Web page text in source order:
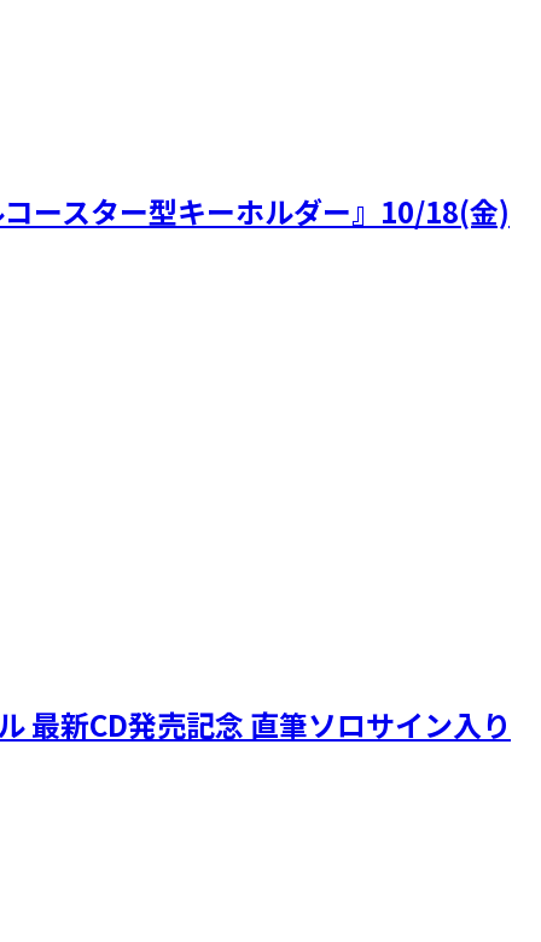
ースター型キーホルダー』10/18(金)
最新CD発売記念 直筆ソロサイン入り